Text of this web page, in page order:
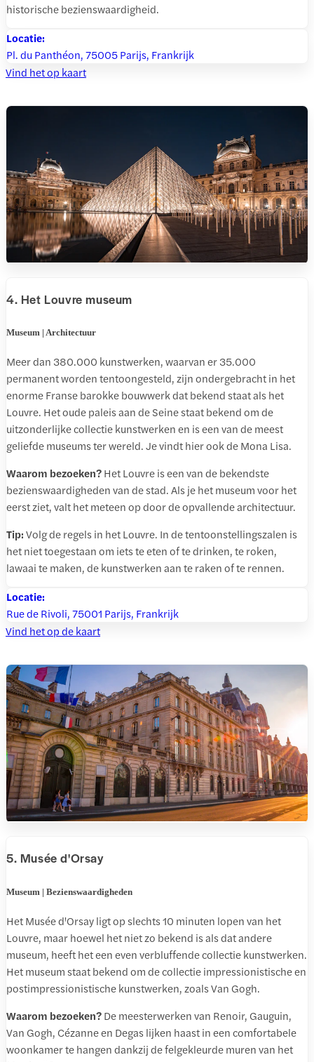
historische bezienswaardigheid.
Locatie:
Pl. du Panthéon, 75005 Parijs, Frankrijk
Vind het op kaart
4. Het Louvre museum
Museum | Architectuur
Meer dan 380.000 kunstwerken, waarvan er 35.000
permanent worden tentoongesteld, zijn ondergebracht in het
enorme Franse barokke bouwwerk dat bekend staat als het
Louvre. Het oude paleis aan de Seine staat bekend om de
uitzonderlijke collectie kunstwerken en is een van de meest
geliefde museums ter wereld. Je vindt hier ook de Mona Lisa.
Waarom bezoeken?Het Louvre is een van de bekendste
bezienswaardigheden van de stad. Als je het museum voor het
eerst ziet, valt het meteen op door de opvallende architectuur.
Tip:Volg de regels in het Louvre. In de tentoonstellingszalen is
het niet toegestaan om iets te eten of te drinken, te roken,
lawaai te maken, de kunstwerken aan te raken of te rennen.
Locatie:
Rue de Rivoli, 75001 Parijs, Frankrijk
Vind het op de kaart
5. Musée d'Orsay
Museum | Bezienswaardigheden
Het Musée d'Orsay ligt op slechts 10 minuten lopen van het
Louvre, maar hoewel het niet zo bekend is als dat andere
museum, heeft het een even verbluffende collectie kunstwerken.
Het museum staat bekend om de collectie impressionistische en
postimpressionistische kunstwerken, zoals Van Gogh.
Waarom bezoeken?De meesterwerken van Renoir, Gauguin,
Van Gogh, Cézanne en Degas lijken haast in een comfortabele
woonkamer te hangen dankzij de felgekleurde muren van het